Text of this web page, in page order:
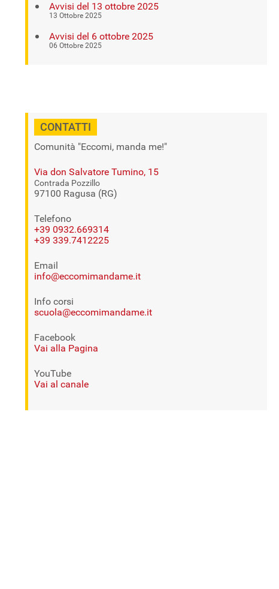
Avvisi del 13 ottobre 2025
13 Ottobre 2025
Avvisi del 6 ottobre 2025
06 Ottobre 2025
CONTATTI
Comunità "Eccomi, manda me!"
Via don Salvatore Tumino, 15
Contrada Pozzillo
97100 Ragusa (RG)
Telefono
+39 0932.669314
+39 339.7412225
Email
info@eccomimandame.it
Info corsi
scuola@eccomimandame.it
Facebook
Vai alla Pagina
YouTube
Vai al canale